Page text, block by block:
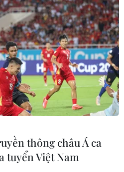
thông châu Á ca
tuyển Việt Nam